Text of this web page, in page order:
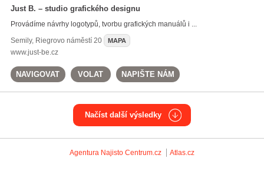
Just B. – studio grafického designu
Provádíme návrhy logotypů, tvorbu grafických manuálů i ...
Semily, Riegrovo náměstí 20 MAPA
www.just-be.cz
NAVIGOVAT VOLAT NAPIŠTE NÁM
Načíst další výsledky
Agentura Najisto Centrum.cz Atlas.cz